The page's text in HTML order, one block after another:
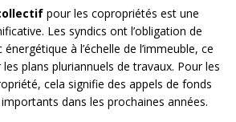
pour les copropriétés est une
Les syndics ont l’obligation de
à l’échelle de l’immeuble, ce
plans pluriannuels de travaux. Pour les
cela signifie des appels de fonds
dans les prochaines années.